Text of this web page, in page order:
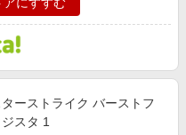
ーストライク バーストフ
スタ 1